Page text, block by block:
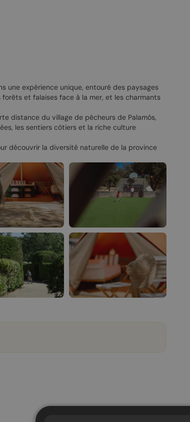
une expérience unique, entouré des paysages
et falaises face à la mer, et les charmants
distance du village de pêcheurs de Palamós,
les sentiers côtiers et la riche culture
découvrir la diversité naturelle de la province